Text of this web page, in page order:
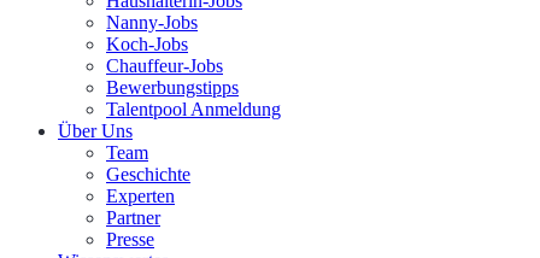
Nanny-Jobs
Koch-Jobs
Chauffeur-Jobs
Bewerbungstipps
Talentpool Anmeldung
Über Uns
Team
Geschichte
Experten
Partner
Presse